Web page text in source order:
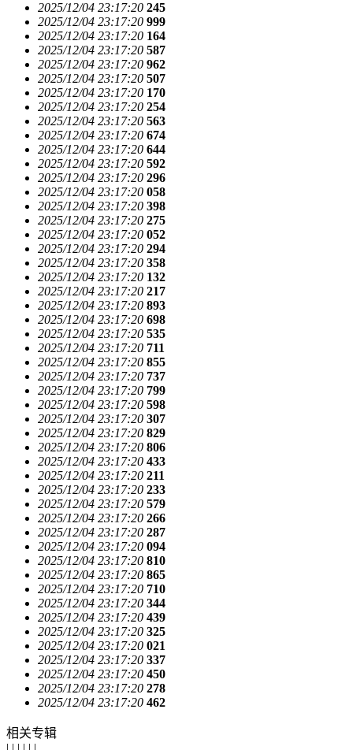
2025/12/04 23:17:20 245
2025/12/04 23:17:20 999
2025/12/04 23:17:20 164
2025/12/04 23:17:20 587
2025/12/04 23:17:20 962
2025/12/04 23:17:20 507
2025/12/04 23:17:20 170
2025/12/04 23:17:20 254
2025/12/04 23:17:20 563
2025/12/04 23:17:20 674
2025/12/04 23:17:20 644
2025/12/04 23:17:20 592
2025/12/04 23:17:20 296
2025/12/04 23:17:20 058
2025/12/04 23:17:20 398
2025/12/04 23:17:20 275
2025/12/04 23:17:20 052
2025/12/04 23:17:20 294
2025/12/04 23:17:20 358
2025/12/04 23:17:20 132
2025/12/04 23:17:20 217
2025/12/04 23:17:20 893
2025/12/04 23:17:20 698
2025/12/04 23:17:20 535
2025/12/04 23:17:20 711
2025/12/04 23:17:20 855
2025/12/04 23:17:20 737
2025/12/04 23:17:20 799
2025/12/04 23:17:20 598
2025/12/04 23:17:20 307
2025/12/04 23:17:20 829
2025/12/04 23:17:20 806
2025/12/04 23:17:20 433
2025/12/04 23:17:20 211
2025/12/04 23:17:20 233
2025/12/04 23:17:20 579
2025/12/04 23:17:20 266
2025/12/04 23:17:20 287
2025/12/04 23:17:20 094
2025/12/04 23:17:20 810
2025/12/04 23:17:20 865
2025/12/04 23:17:20 710
2025/12/04 23:17:20 344
2025/12/04 23:17:20 439
2025/12/04 23:17:20 325
2025/12/04 23:17:20 021
2025/12/04 23:17:20 337
2025/12/04 23:17:20 450
2025/12/04 23:17:20 278
2025/12/04 23:17:20 462
相关专辑